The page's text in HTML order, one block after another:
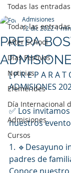
Todas las entradas
After School
Días Festivos
Noticias
Efemérides
Día Internacional
Admisiones
Cursos
Todas las entradas
PREPA
Admisiones
12 dic 20221
[ P R E P A R A T
ADMISIONES
✅️ Los
nuestros
1. 🔹️Desayuno
padres de